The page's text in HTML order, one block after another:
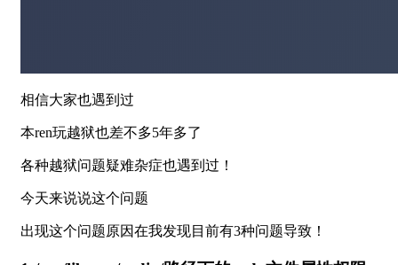
相信大家也遇到过
本ren玩越狱也差不多5年多了
各种越狱问题疑难杂症也遇到过！
今天来说说这个问题
出现这个问题原因在我发现目前有3种问题导致！